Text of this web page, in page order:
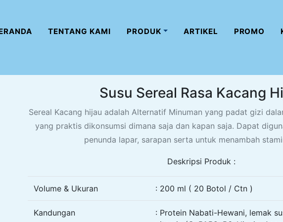
TENTANG KAMI PRODUK ARTIKEL PROMO
Susu Sereal Rasa Kacang
Sereal Kacang hijau adalah Alternatif Minuman yang padat gizi
yang praktis dikonsumsi dimana saja dan kapan saja. Dapat
penunda lapar, sarapan serta untuk menambah
Deskripsi Produk :
Volume & Ukuran : 200 ml ( 20 Botol / Ctn )
Kandungan
: Protein Nabati-Hewani, lemak